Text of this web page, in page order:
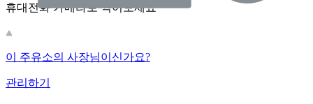
휴대전화 카메라로 찍어보세요
이 주유소의 사장님이신가요?
관리하기